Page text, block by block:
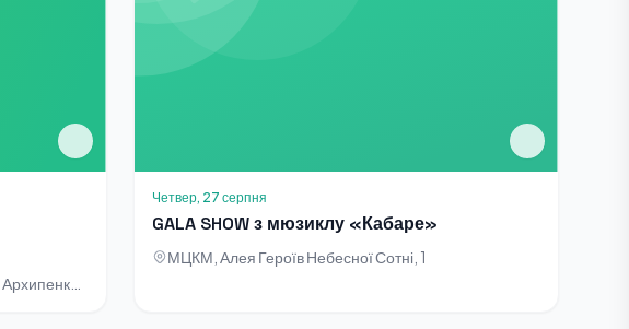
Четвер, 27 серпня
GALA SHOW з мюзиклу «Кабаре»
МЦКМ, Алея Героїв Небесної Сотні, 1